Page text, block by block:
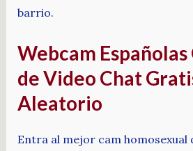
barrio.
Webcam
de Video Chat
Aleatorio
Entra al mejor cam homosexual